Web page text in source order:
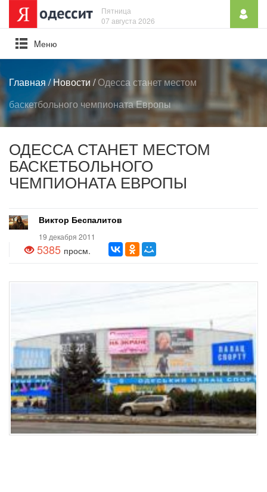
Пятница
07 августа 2026
Mеню
Главная/Новости /Одесса станет местом
баскетбольного чемпионата Европы
ОДЕССА СТАНЕТ МЕСТОМ
БАСКЕТБОЛЬНОГО
ЧЕМПИОНАТА ЕВРОПЫ
Виктор Беспалитов
19 декабря 2011
5385 просм.